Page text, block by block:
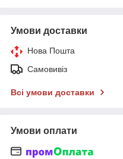
Умови доставки
Нова Пошта
Самовивіз
Всі умови доставки
Умови оплати